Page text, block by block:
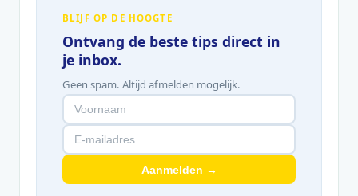
BLIJF OP DE HOOGTE
Ontvang de beste tips direct in
je inbox.
Geen spam. Altijd afmelden mogelijk.
Aanmelden →